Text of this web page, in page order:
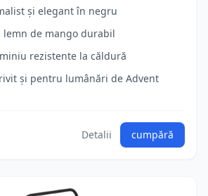
și elegant în negru
lemn de mango durabil
rezistente la căldură
și pentru lumânări de Advent
Detalii cumpără